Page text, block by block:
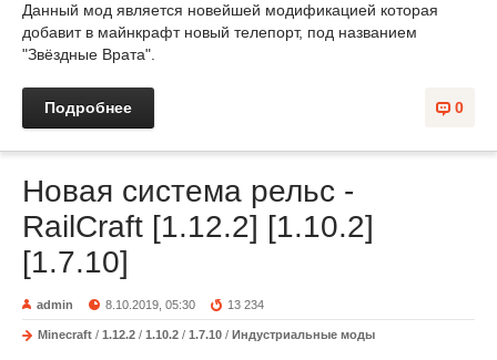
Данный мод является новейшей модификацией которая
добавит в майнкрафт новый телепорт, под названием
"Звёздные Врата".
0
Подробнее
Новая система рельс -
RailCraft [1.12.2] [1.10.2]
[1.7.10]
admin 8.10.2019, 05:30 13 234
Minecraft / 1.12.2 / 1.10.2 / 1.7.10 / Индустриальные моды